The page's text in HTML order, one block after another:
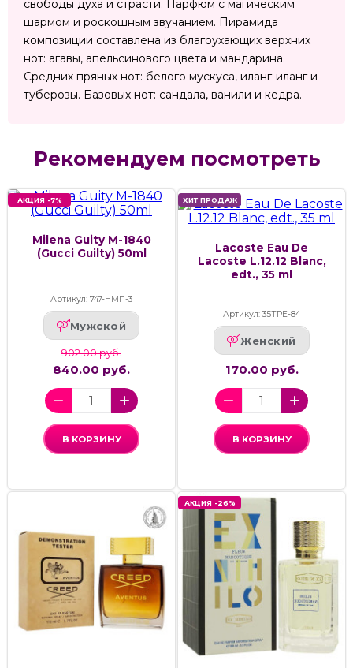
свободы духа и страсти. Парфюм с магическим
шармом и роскошным звучанием. Пирамида
композиции составлена из благоухающих верхних
нот: агавы, апельсинового цвета и мандарина.
Средних пряных нот: белого мускуса, иланг-иланг и
туберозы. Базовых нот: сандала, ванили и кедра.
Рекомендуем посмотреть
АКЦИЯ -7%
Milena Guity M-1840
(Gucci Guilty) 50ml
Артикул: 747-НМП-3
Мужской
902.00 руб.
840.00 руб.
В КОРЗИНУ
ХИТ ПРОДАЖ
Lacoste Eau De
Lacoste L.12.12 Blanc,
edt., 35 ml
Артикул: 35ТРЕ-84
Женский
170.00 руб.
В КОРЗИНУ
АКЦИЯ -26%